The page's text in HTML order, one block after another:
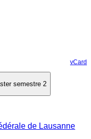
vCard
semestre 2